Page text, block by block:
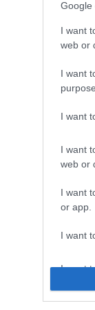
Google
I want
web or
I want
I want
I want
web or
I want
or app.
I want
I want
#VÍZ